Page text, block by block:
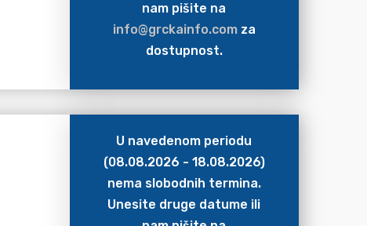
nam pišite na
info@grckainfo.comza
dostupnost.
U navedenom periodu
(08.08.2026 - 18.08.2026)
nema slobodnih termina.
Unesite druge datume ili